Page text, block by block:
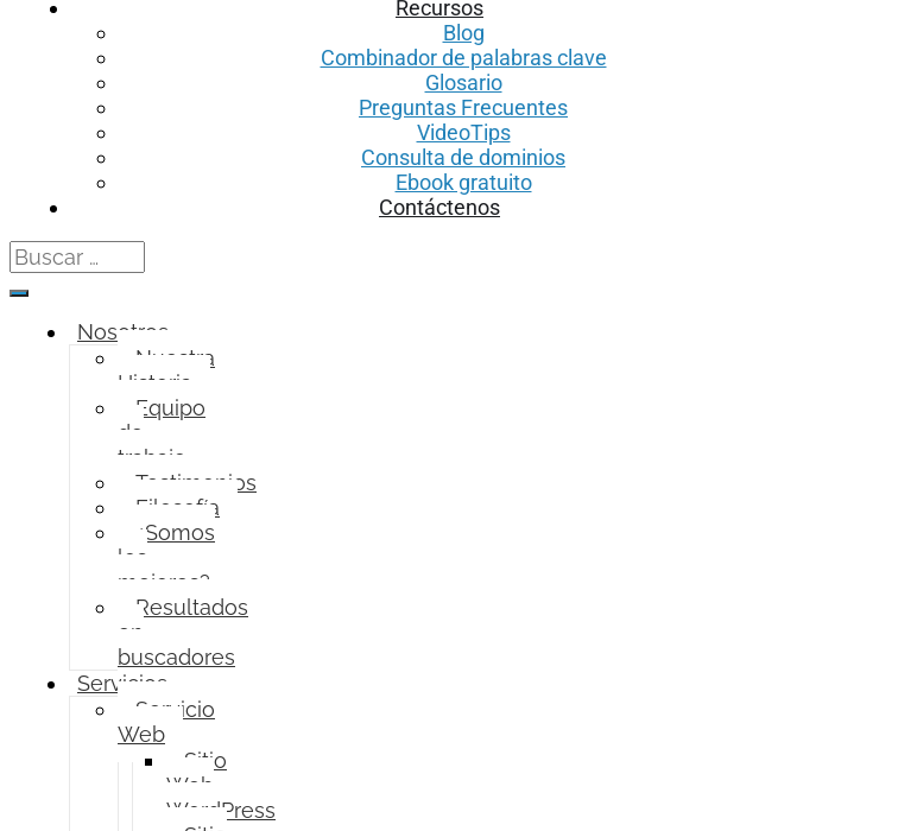
Recursos
Blog
Combinador de palabras clave
Glosario
Preguntas Frecuentes
VideoTips
Consulta de dominios
Ebook gratuito
Contáctenos
Search
for:
Nosotros
Nuestra
Historia
Equipo
de
trabajo
Testimonios
Filosofía
¿Somos
los
mejores?
Resultados
en
buscadores
Servicios
Servicio
Web
Sitio
Web
WordPress